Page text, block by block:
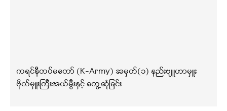
ကရင်နီတပ်မတော် (K-Army) အမှတ်(၁) နည်းဗျူဟာမှူး
ဗိုလ်မှူးကြီးအယ်မွီးနှင့် တွေ့ဆုံခြင်း